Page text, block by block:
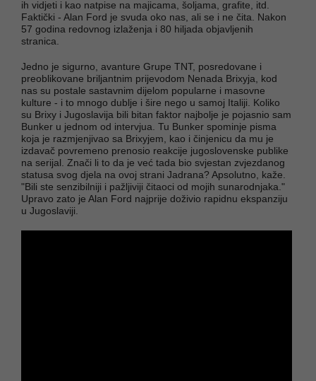
ih vidjeti i kao natpise na majicama, šoljama, grafite, itd.
Faktički - Alan Ford je svuda oko nas, ali se i ne čita. Nakon
57 godina redovnog izlaženja i 80 hiljada objavljenih
stranica.
Jedno je sigurno, avanture Grupe TNT, posredovane i
preoblikovane briljantnim prijevodom Nenada Brixyja, kod
nas su postale sastavnim dijelom popularne i masovne
kulture - i to mnogo dublje i šire nego u samoj Italiji. Koliko
su Brixy i Jugoslavija bili bitan faktor najbolje je pojasnio sam
Bunker u jednom od intervjua. Tu Bunker spominje pisma
koja je razmjenjivao sa Brixyjem, kao i činjenicu da mu je
izdavač povremeno prenosio reakcije jugoslovenske publike
na serijal. Znači li to da je već tada bio svjestan zvjezdanog
statusa svog djela na ovoj strani Jadrana? Apsolutno, kaže.
"Bili ste senzibilniji i pažljiviji čitaoci od mojih sunarodnjaka."
Upravo zato je Alan Ford najprije doživio rapidnu ekspanziju
u Jugoslaviji.